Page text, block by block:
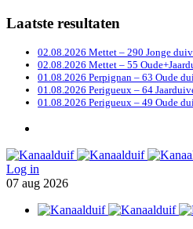
Laatste resultaten
02.08.2026 Mettet – 290 Jonge
02.08.2026 Mettet – 55
01.08.2026 Perpignan – 63 Oude
01.08.2026 Perigueux – 64
01.08.2026 Perigueux – 49 Oude
Log in
07 aug 2026